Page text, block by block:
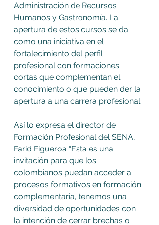
Administración de Recursos
Humanos y Gastronomía. La
apertura de estos cursos se da
como una iniciativa en el
fortalecimiento del perfil
profesional con formaciones
cortas que complementan el
conocimiento o que pueden der la
apertura a una carrera profesional.
Así lo expresa el director de
Formación Profesional del SENA,
Farid Figueroa “Esta es una
invitación para que los
colombianos puedan acceder a
procesos formativos en formación
complementaria, tenemos una
diversidad de oportunidades con
la intención de cerrar brechas o